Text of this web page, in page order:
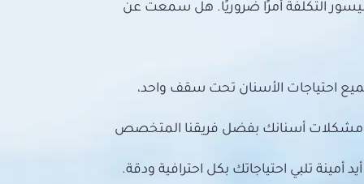
التكلفة أمرًا ضروريًا. هل سمعت عن
احتياجات الأسنان تحت سقف واحد،
مشكلات أسنانك بفضل فريقنا المتخصص
تلبي احتياجاتك بكل احترافية ودقة.